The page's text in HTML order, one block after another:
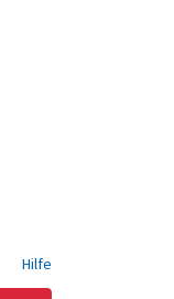
Hilfe